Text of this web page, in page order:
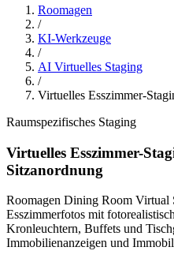
Roomagen
/
KI-Werkzeuge
/
AI Virtuelles Staging
/
Virtuelles Esszimmer-
Raumspezifisches Staging
Virtuelles Esszimmer-
Sitzanordnung
Roomagen Dining Room Virtual
Esszimmerfotos mit
Kronleuchtern, Buffets und
Immobilienanzeigen und